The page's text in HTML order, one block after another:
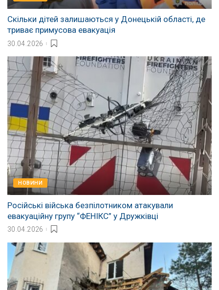
Скільки дітей залишаються у Донецькій області, де
триває примусова евакуація
30.04.2026
НОВИНИ
Російські війська безпілотником атакували
евакуаційну групу “ФЕНІКС” у Дружківці
30.04.2026